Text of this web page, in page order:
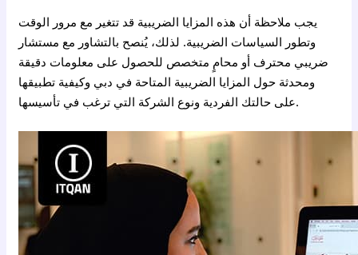
يجب ملاحظة أن هذه المزايا الضريبية قد تتغير مع مرور الوقت
وتطور السياسات الضريبية. لذلك، يُنصح بالتشاور مع مستشار
ضريبي محترف أو محامٍ متخصص للحصول على معلومات دقيقة
ومحدثة حول المزايا الضريبية المتاحة في دبي وكيفية تطبيقها
على حالتك الفردية ونوع الشركة التي ترغب في تأسيسها.